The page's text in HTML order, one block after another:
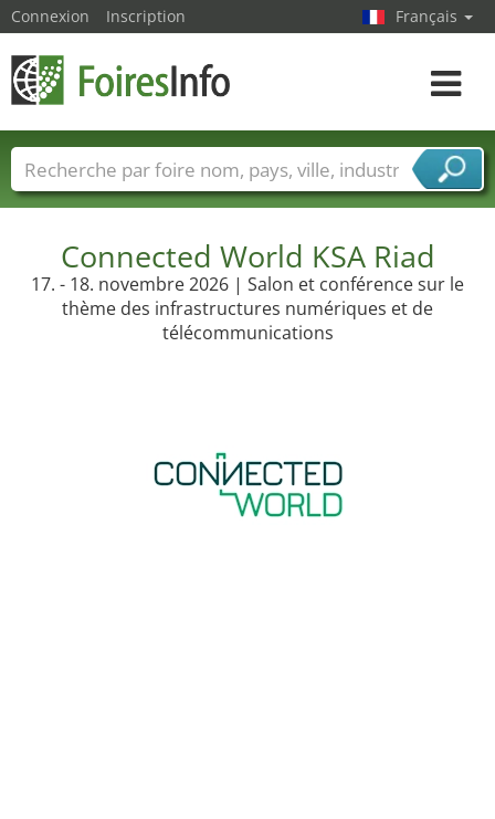
Connected World KSA Riad
17. - 18. novembre 2026 | Salon et conférence sur le
thème des infrastructures numériques et de
télécommunications
Connexion Inscription Français
Toggle
Foire noms Pays Villes
Secteurs de foire